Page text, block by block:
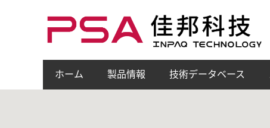
ホーム 製品情報 技術データベース